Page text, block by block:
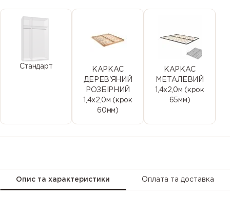
Стандарт
КАРКАС
ДЕРЕВ'ЯНИЙ
РОЗБІРНИЙ
1,4х2,0м (крок
60мм)
КАРКАС
МЕТАЛЕВИЙ
1,4х2,0м (крок
65мм)
Опис та характеристики Оплата та доставка